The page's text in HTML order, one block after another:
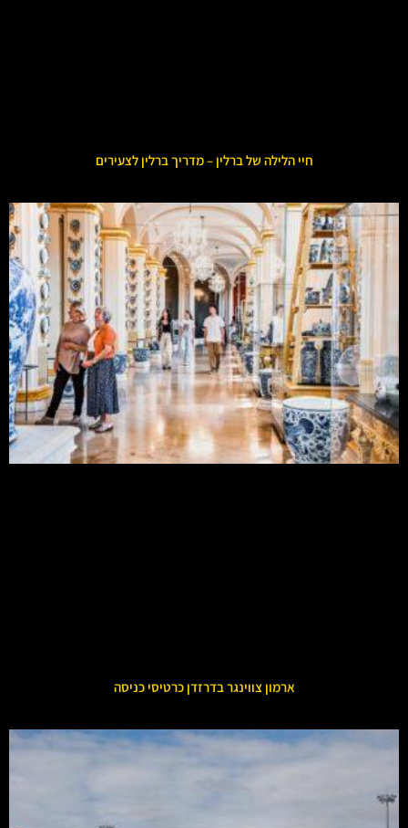
חיי הלילה של ברלין – מדריך ברלין לצעירים
ארמון צווינגר בדרזדן כרטיסי כניסה